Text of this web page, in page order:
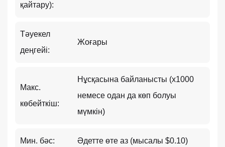
қайтару):
Тәуекел
деңгейі:
Жоғары
Макс.
көбейткіш:
Нұсқасына байланысты (x1000
немесе одан да көп болуы
мүмкін)
Мин. бәс: Әдетте өте аз (мысалы $0.10)